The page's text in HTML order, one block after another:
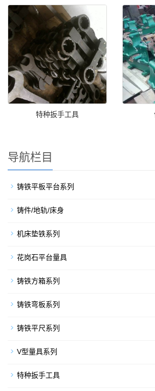
特种扳手工具
导航栏目
铸铁平板平台系列
铸件/地轨/床身
机床垫铁系列
花岗石平台量具
铸铁方箱系列
铸铁弯板系列
铸铁平尺系列
V型量具系列
特种扳手工具